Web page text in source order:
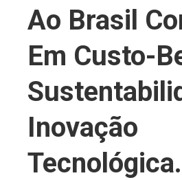
Ao Brasil
Em Custo-
Inovação
Tecnológica.